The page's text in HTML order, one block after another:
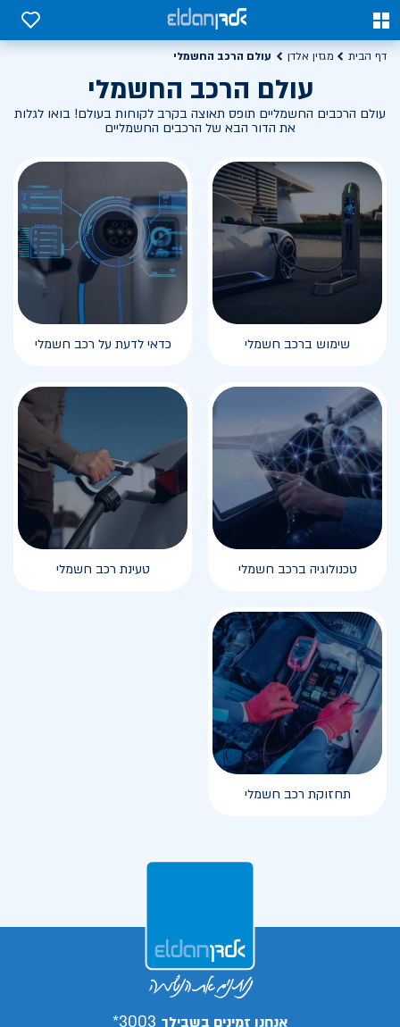
0
0
דף הבית מגזין אלדן עולם הרכב החשמלי
עולם הרכב החשמלי
עולם הרכבים החשמליים תופס תאוצה בקרב לקוחות בעולם! בואו לגלות
את הדור הבא של הרכבים החשמליים
שימוש ברכב חשמלי כדאי לדעת על רכב חשמלי
טכנולוגיה ברכב חשמלי טעינת רכב חשמלי
תחזוקת רכב חשמלי
אנחנו זמינים בשבילך 3003*